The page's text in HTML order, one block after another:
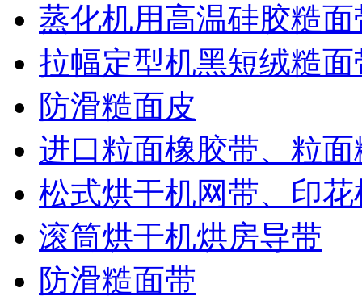
蒸化机用高温硅胶糙面
拉幅定型机黑短绒糙面
防滑糙面皮
进口粒面橡胶带、粒
松式烘干机网带、印
滚筒烘干机烘房导带
防滑糙面带